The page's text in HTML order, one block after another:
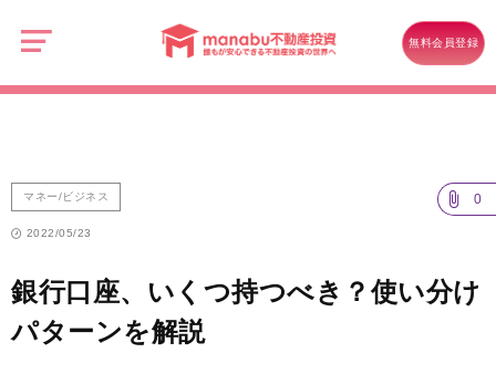
無料会員登録
銀行口座、いくつ持つべき？使い分けパターンを解説
マネー/ビジネス 0
2022/05/23
銀行口座、いくつ持つべき？使い分け
パターンを解説